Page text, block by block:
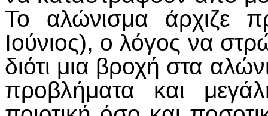
Το αλώνισμα άρχιζε
Ιούνιος), ο λόγος να
διότι μια βροχή στα
προβλήματα και